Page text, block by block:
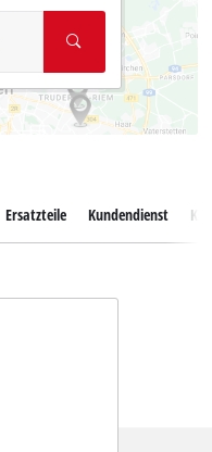
Ersatzteile Kundendienst